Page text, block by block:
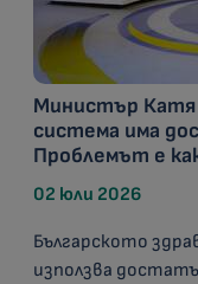
Министър Катя
система има
Проблемът е
02 юли 2026
Българското
използва